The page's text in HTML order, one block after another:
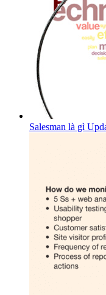
Salesman là gì